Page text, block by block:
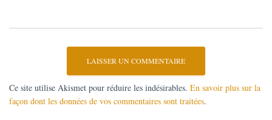
Ce site utilise Akismet pour réduire les indésirables. En savoir plus sur la
façon dont les données de vos commentaires sont traitées.